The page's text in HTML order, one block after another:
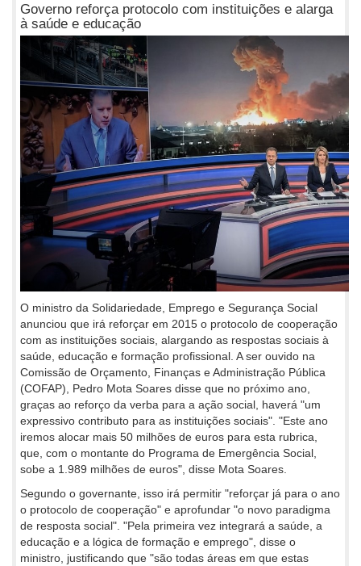
Governo reforça protocolo com instituições e alarga
à saúde e educação
O ministro da Solidariedade, Emprego e Segurança Social
anunciou que irá reforçar em 2015 o protocolo de cooperação
com as instituições sociais, alargando as respostas sociais à
saúde, educação e formação profissional. A ser ouvido na
Comissão de Orçamento, Finanças e Administração Pública
(COFAP), Pedro Mota Soares disse que no próximo ano,
graças ao reforço da verba para a ação social, haverá "um
expressivo contributo para as instituições sociais". "Este ano
iremos alocar mais 50 milhões de euros para esta rubrica,
que, com o montante do Programa de Emergência Social,
sobe a 1.989 milhões de euros", disse Mota Soares.
Segundo o governante, isso irá permitir "reforçar já para o ano
o protocolo de cooperação" e aprofundar "o novo paradigma
de resposta social". "Pela primeira vez integrará a saúde, a
educação e a lógica de formação e emprego", disse o
ministro, justificando que "são todas áreas em que estas